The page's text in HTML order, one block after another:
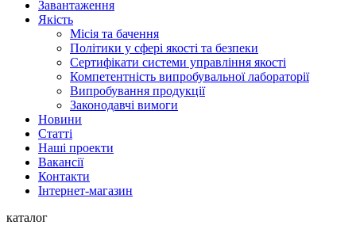
Завантаження
Якість
Місія та бачення
Політики у сфері якості та безпеки
Сертифікати системи управління якості
Компетентність випробувальної лабораторії
Випробування продукції
Законодавчі вимоги
Новини
Статті
Наші проекти
Вакансії
Контакти
Інтернет-магазин
каталог